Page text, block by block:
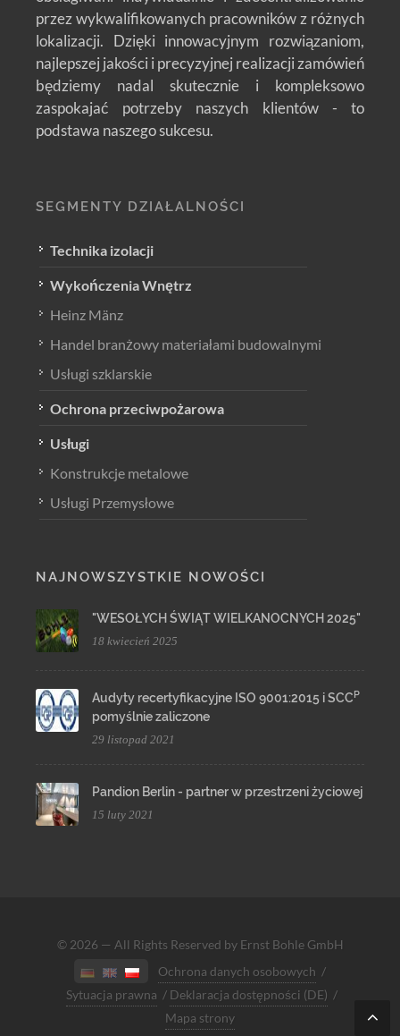
przez wykwalifikowanych pracowników z różnych
lokalizacji. Dzięki innowacyjnym rozwiązaniom,
najlepszej jakości i precyzyjnej realizacji zamówień
będziemy nadal skutecznie i kompleksowo
zaspokajać potrzeby naszych klientów - to
podstawa naszego sukcesu.
SEGMENTY DZIAŁALNOŚCI
Technika izolacji
Wykończenia Wnętrz
Heinz Mänz
Handel branżowy materiałami budowalnymi
Usługi szklarskie
Ochrona przeciwpożarowa
Usługi
Konstrukcje metalowe
Usługi Przemysłowe
NAJNOWSZYSTKIE NOWOŚCI
"WESOŁYCH ŚWIĄT WIELKANOCNYCH 2025"
18 kwiecień 2025
Audyty recertyfikacyjne ISO 9001:2015 i SCCP
pomyślnie zaliczone
29 listopad 2021
Pandion Berlin - partner w przestrzeni życiowej
15 luty 2021
© 2026 — All Rights Reserved by Ernst Bohle GmbH
Ochrona danych osobowych /
Sytuacja prawna / Deklaracja dostępności (DE) /
Mapa strony